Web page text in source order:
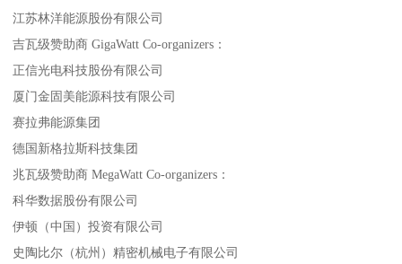
江苏林洋能源股份有限公司
吉瓦级赞助商 GigaWatt Co-organizers：
正信光电科技股份有限公司
厦门金固美能源科技有限公司
赛拉弗能源集团
德国新格拉斯科技集团
兆瓦级赞助商 MegaWatt Co-organizers：
科华数据股份有限公司
伊顿（中国）投资有限公司
史陶比尔（杭州）精密机械电子有限公司